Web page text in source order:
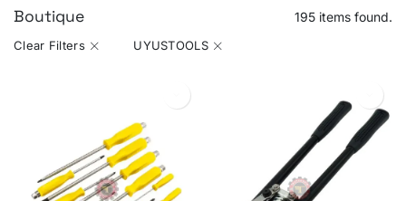
Boutique 195 items found.
Clear Filters UYUSTOOLS